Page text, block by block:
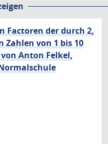
Factoren der durch 2,
Zahlen von 1 bis 10
Anton Felkel,